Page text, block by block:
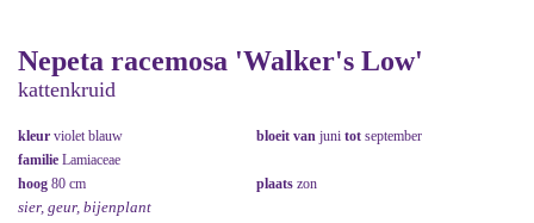
Nepeta racemosa 'Walker's Low'
kattenkruid
kleur violet blauw bloeit van juni tot september
familie Lamiaceae
hoog 80 cm plaats zon
sier, geur, bijenplant